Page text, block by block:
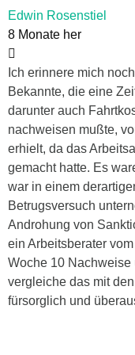
Edwin Rosenstiel
8 Monate her
Ich erinnere mich
Bekannte, die eine
darunter auch
nachweisen mußte,
erhielt, da das
gemacht hatte. Es
war in einem
Betrugsversuch
Androhung von
ein Arbeitsberater
Woche 10 Nachweise
vergleiche das mit
fürsorglich und